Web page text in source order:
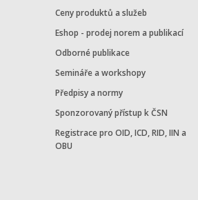
Ceny produktů a služeb
Eshop - prodej norem a publikací
Odborné publikace
Semináře a workshopy
Předpisy a normy
Sponzorovaný přístup k ČSN
Registrace pro OID, ICD, RID, IIN a
OBU